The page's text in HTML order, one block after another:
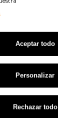
Paginas
Aceptar todo
Personalizar
Rechazar todo